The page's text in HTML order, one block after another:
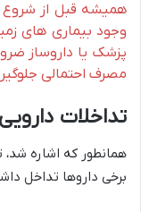
همیشه قبل از
وجود بیماری های
پزشک یا داروساز
مصرف احتمالی
تداخلات
همانطور که اشاره
برخی داروها تداخل